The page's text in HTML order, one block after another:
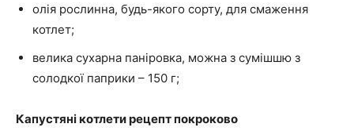
олія рослинна, будь-якого сорту, для смаження
котлет;
велика сухарна паніровка, можна з сумішшю з
солодкої паприки – 150 г;
Капустяні котлети рецепт покроково